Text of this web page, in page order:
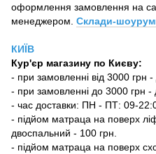
оформлення замовлення на
менеджером. Склади-
КИЇВ
Кур'єр магазину по Києву:
- при замовленні від 3000 грн -
- при замовленні до 3000 грн -
- час доставки: ПН - ПТ: 09-
- підйом матраца на поверх
двоспальний - 100 грн.
- підйом матраца на поверх